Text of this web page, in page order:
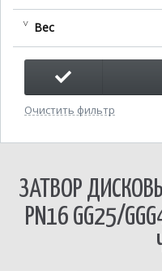
Вес
Очистить фильтр
ЗАТВОР
PN16 GG25/